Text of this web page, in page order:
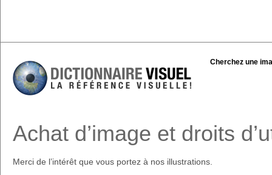
Cherchez une
Achat d’image et droits
Merci de l’intérêt que vous portez à nos illustrations.